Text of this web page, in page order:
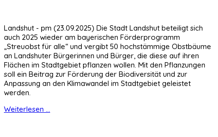
Landshut - pm (23.09.2025) Die Stadt Landshut beteiligt sich
auch 2025 wieder am bayerischen Förderprogramm
„Streuobst für alle“ und vergibt 50 hochstämmige Obstbäume
an Landshuter Bürgerinnen und Bürger, die diese auf ihren
Flächen im Stadtgebiet pflanzen wollen. Mit den Pflanzungen
soll ein Beitrag zur Förderung der Biodiversität und zur
Anpassung an den Klimawandel im Stadtgebiet geleistet
werden.
Weiterlesen ...